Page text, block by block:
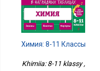
Химия: 8-11 Классы
Khimiia: 8-11 klassy ,